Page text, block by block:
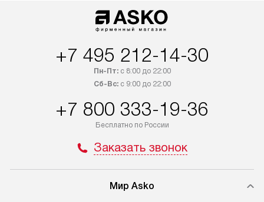
+7 495 212-14-30
Пн-Пт:с 8:00 до 22:00
Сб-Вс:с 9:00 до 22:00
+7 800 333-19-36
Бесплатно по России
Заказать звонок
Мир Asko